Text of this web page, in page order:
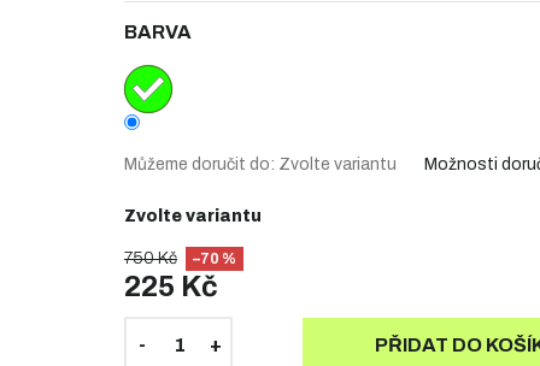
750 Kč –70 %
225 Kč
Zvolte variantu
BARVA
Můžeme doručit do: Zvolte variantu Možnosti
PŘIDAT DO